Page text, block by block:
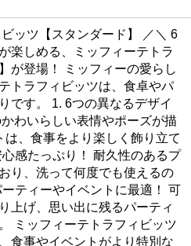
ッツ【スタンダード】 ／＼ 6
楽しめる、ミッフィーテトラ
が登場！ ミッフィーの愛らし
トラフィビッツは、食卓やパ
です。 1. 6つの異なるデザイ
わいらしい表情やポーズが描
、食事をより楽しく飾り立て
感たっぷり！ 耐久性のあるプ
り、洗って何度でも使えるの
ティーやイベントに最適！ 可
上げ、思い出に残るパーティ
ミッフィーテトラフィビッツ
食事やイベントがより特別な